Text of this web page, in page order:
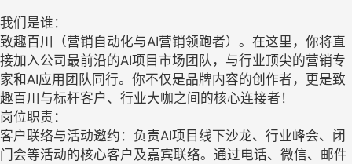
我们是谁：
致趣百川（营销自动化与AI营销领跑者）。在这里，你将直
接加入公司最前沿的AI项目市场团队，与行业顶尖的营销专
家和AI应用团队同行。你不仅是品牌内容的创作者，更是致
趣百川与标杆客户、行业大咖之间的核心连接者！
岗位职责：
客户联络与活动邀约：负责AI项目线下沙龙、行业峰会、闭
门会等活动的核心客户及嘉宾联络。通过电话、微信、邮件